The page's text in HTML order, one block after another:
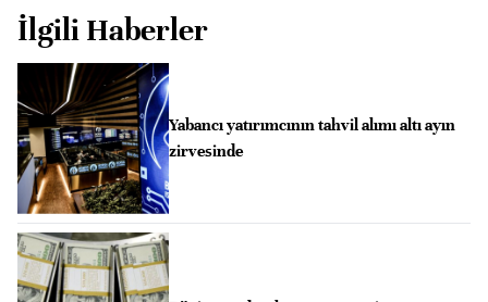
İlgili Haberler
Yabancı yatırımcının tahvil alımı altı ayın
zirvesinde